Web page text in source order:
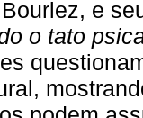
e
o tato